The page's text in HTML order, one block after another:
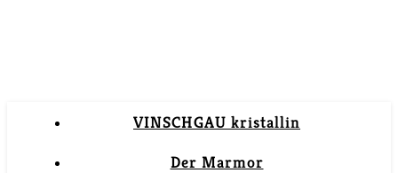
VINSCHGAU kristallin
Der Marmor